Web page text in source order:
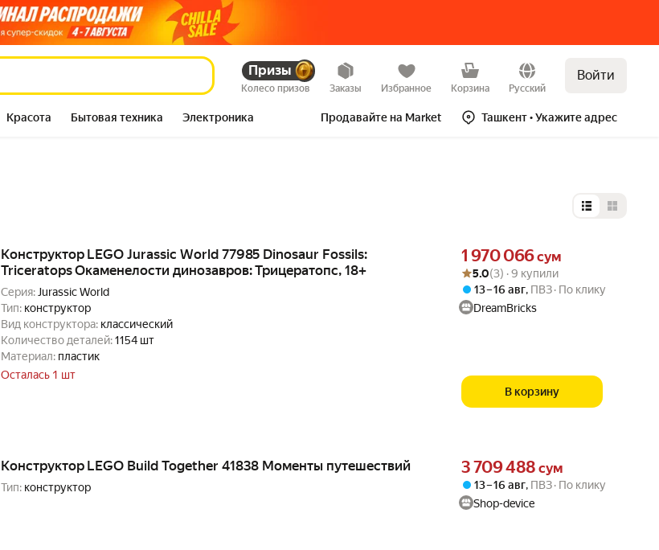
Призы
Колесо призов Заказы Избранное Корзина Русский
Войти
Красота Бытовая техника Электроника Продавайте на Market Ташкент• Укажите адрес
Выбор типа
Конструктор LEGO Jurassic World 77985 Dinosaur Fossils:
Triceratops Окаменелости динозавров: Трицератопс, 18+
Серия: Jurassic World
Тип: конструктор
Вид конструктора: классический
Количество деталей:1154 шт
Материал: пластик
Осталась 1 шт
Цена 1970066 сум вместо
1 970 066сум
Рейтинг товара: 5.0 из 5
Оценок: (3) · 9 купили
5.0(3) · 9 купили
13 – 16 авг, ПВЗ По клику
DreamBricks
В корзину
Конструктор LEGO Build Together 41838 Моменты путешествий
Тип: конструктор
Цена 3709488 сум вместо
3 709 488 сум
13 – 16 авг, ПВЗ По клику
Shop-device